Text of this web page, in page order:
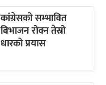
कांग्रेसको सम्भावित
बिभाजन रोक्न तेस्रो
धारको प्रयास